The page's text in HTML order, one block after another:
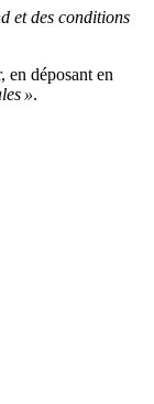
et des conditions
en déposant en
».